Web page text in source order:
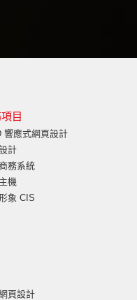
目
響應式網頁設計
計
務系統
機
象 CIS
頁設計